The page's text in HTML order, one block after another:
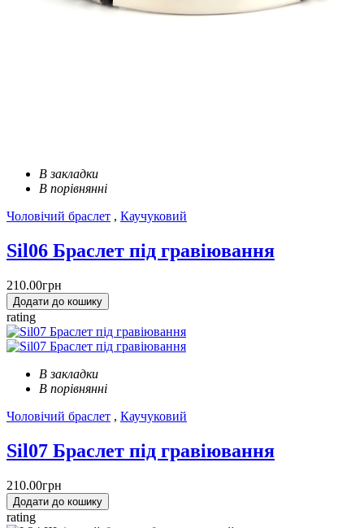
В закладки
В порівнянні
Чоловічий браслет , Каучуковий
Sil06 Браслет під гравіювання
210.00грн
Додати до кошику
rating
В закладки
В порівнянні
Чоловічий браслет , Каучуковий
Sil07 Браслет під гравіювання
210.00грн
Додати до кошику
rating